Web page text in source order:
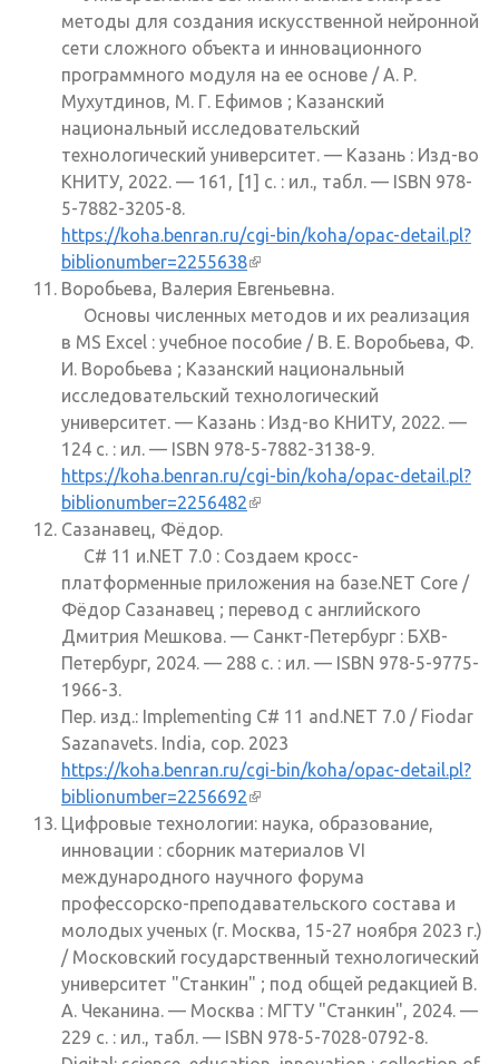
методы для создания искусственной нейронной
сети сложного объекта и инновационного
программного модуля на ее основе / А. Р.
Мухутдинов, М. Г. Ефимов ; Казанский
национальный исследовательский
технологический университет. — Казань : Изд-во
КНИТУ, 2022. — 161, [1] с. : ил., табл. — ISBN 978-
5-7882-3205-8.
https://koha.benran.ru/cgi-bin/koha/opac-detail.pl?
biblionumber=2255638(внешняя ссылка)
Воробьева, Валерия Евгеньевна.
Основы численных методов и их реализация
в MS Excel : учебное пособие / В. Е. Воробьева, Ф.
И. Воробьева ; Казанский национальный
исследовательский технологический
университет. — Казань : Изд-во КНИТУ, 2022. —
124 с. : ил. — ISBN 978-5-7882-3138-9.
https://koha.benran.ru/cgi-bin/koha/opac-detail.pl?
biblionumber=2256482(внешняя ссылка)
Сазанавец, Фёдор.
C# 11 и.NET 7.0 : Создаем кросс-
платформенные приложения на базе.NET Core /
Фёдор Сазанавец ; перевод с английского
Дмитрия Мешкова. — Санкт-Петербург : БХВ-
Петербург, 2024. — 288 с. : ил. — ISBN 978-5-9775-
1966-3.
Пер. изд.: Implementing C# 11 and.NET 7.0 / Fiodar
Sazanavets. India, cop. 2023
https://koha.benran.ru/cgi-bin/koha/opac-detail.pl?
biblionumber=2256692(внешняя ссылка)
Цифровые технологии: наука, образование,
инновации : сборник материалов VI
международного научного форума
профессорско-преподавательского состава и
молодых ученых (г. Москва, 15-27 ноября 2023 г.)
/ Московский государственный технологический
университет "Станкин" ; под общей редакцией В.
А. Чеканина. — Москва : МГТУ "Станкин", 2024. —
229 с. : ил., табл. — ISBN 978-5-7028-0792-8.